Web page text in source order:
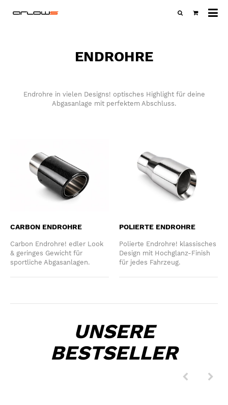
ENDROHRE
Endrohre in vielen Designs! optisches Highlight für deine
Abgasanlage mit perfektem Abschluss.
CARBON ENDROHRE
Carbon Endrohre! edler Look
& geringes Gewicht für
sportliche Abgasanlagen.
POLIERTE ENDROHRE
Polierte Endrohre! klassisches
Design mit Hochglanz-Finish
für jedes Fahrzeug.
UNSERE
BESTSELLER